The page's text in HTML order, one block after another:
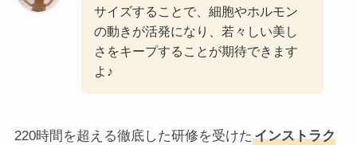
サイズすることで、細胞やホルモン
の動きが活発になり、若々しい美し
さをキープすることが期待できます
よ♪
220時間を超える徹底した研修を受けた インストラク